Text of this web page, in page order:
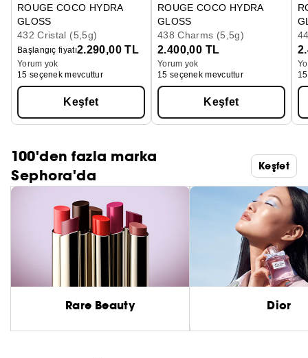
ROUGE COCO HYDRA
GLOSS
Hydrating And Smoothing High-shine Lipgloss
432 Cristal (5,5g)
Başlangıç fiyatı2.290,00 TL
Yorum yok
15 seçenek mevcuttur
Keşfet
ROUGE COCO HYDRA
GLOSS
Hydrating And Smoothing High-
438 Charms (5,5g)
2.400,00 TL
Yorum yok
15 seçenek mevcuttur
Keşfet
100'den fazla marka
Sephora'da
Keşfet
Rare Beauty Dior